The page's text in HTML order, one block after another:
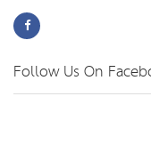
Follow Us On